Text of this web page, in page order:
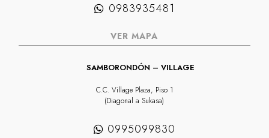
0983935481
VER MAPA
SAMBORONDÓN – VILLAGE
C.C. Village Plaza, Piso 1
(Diagonal a Sukasa)
0995099830